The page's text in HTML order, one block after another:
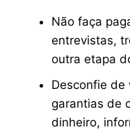
Não faça
entrevistas,
outra etapa
Desconfie de
garantias de
dinheiro,